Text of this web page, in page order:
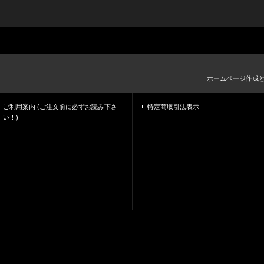
ホームページ作成
ご利用案内 (ご注文前に必ずお読み下さ
い！)
特定商取引法表示